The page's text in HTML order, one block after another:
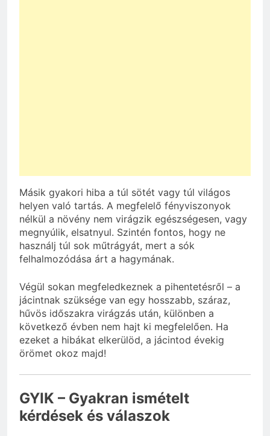
Másik gyakori hiba a túl sötét vagy túl világos
helyen való tartás. A megfelelő fényviszonyok
nélkül a növény nem virágzik egészségesen, vagy
megnyúlik, elsatnyul. Szintén fontos, hogy ne
használj túl sok műtrágyát, mert a sók
felhalmozódása árt a hagymának.
Végül sokan megfeledkeznek a pihentetésről – a
jácintnak szüksége van egy hosszabb, száraz,
hűvös időszakra virágzás után, különben a
következő évben nem hajt ki megfelelően. Ha
ezeket a hibákat elkerülöd, a jácintod évekig
örömet okoz majd!
GYIK – Gyakran ismételt
kérdések és válaszok